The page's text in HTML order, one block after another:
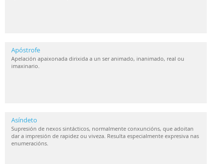
Apóstrofe
Apelación apaixonada dirixida a un ser animado, inanimado, real ou
imaxinario.
Asíndeto
Supresión de nexos sintácticos, normalmente conxuncións, que adoitan
dar a impresión de rapidez ou viveza. Resulta especialmente expresiva nas
enumeracións.